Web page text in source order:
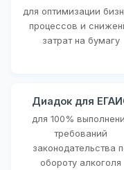
для оптимизации
процессов и
затрат на бумагу
Диадок для
для 100%
требований
законодательства
обороту алкоголя